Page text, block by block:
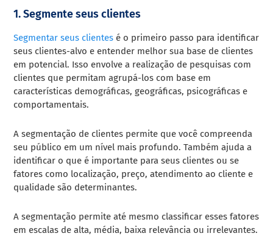
1. Segmente seus clientes
Segmentar seus clientes é o primeiro passo para identificar
seus clientes-alvo e entender melhor sua base de clientes
em potencial. Isso envolve a realização de pesquisas com
clientes que permitam agrupá-los com base em
características demográficas, geográficas, psicográficas e
comportamentais.
A segmentação de clientes permite que você compreenda
seu público em um nível mais profundo. Também ajuda a
identificar o que é importante para seus clientes ou se
fatores como localização, preço, atendimento ao cliente e
qualidade são determinantes.
A segmentação permite até mesmo classificar esses fatores
em escalas de alta, média, baixa relevância ou irrelevantes.